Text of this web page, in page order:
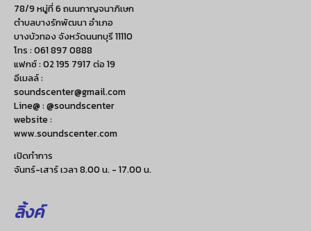
78/9 หมู่ที่ 6 ถนนกาญจนาภิเษก
ตำบลบางรักพัฒนา อำเภอ
บางบัวทอง จังหวัดนนทบุรี 11110
โทร :061 897 0888
แฟกซ์ :02 195 7917 ต่อ 19
อีเมลล์ :
soundscenter@gmail.com
Line@ : @soundscenter
website :
www.soundscenter.com
เปิดทำการ
จันทร์-เสาร์ เวลา 8.00 น. - 17.00 น.
ลิ้งค์